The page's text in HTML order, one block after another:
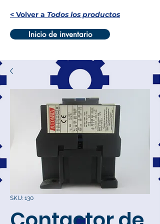
< Volver a Todos los productos
Inicio de inventario
SKU: 130